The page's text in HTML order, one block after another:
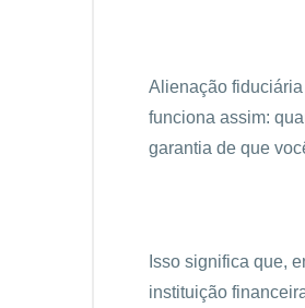
Alienação
funciona assim:
garantia de que
Isso significa que,
instituição